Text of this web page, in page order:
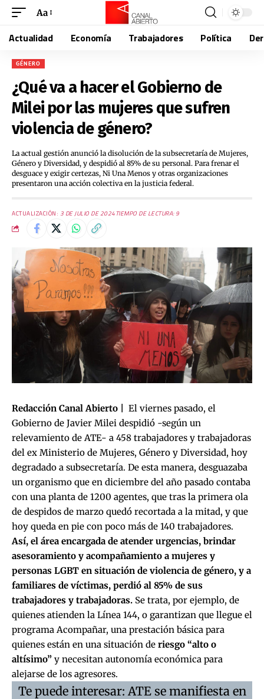
Aa
Actualidad Economía Trabajadores Política
GÉNERO
¿Qué va a hacer el Gobierno de
Milei por las mujeres que sufren
violencia de género?
La actual gestión anunció la disolución de la subsecretaría de Mujeres,
Género y Diversidad, y despidió al 85% de su personal. Para frenar el
desguace y exigir certezas, Ni Una Menos y otras organizaciones
presentaron una acción colectiva en la justicia federal.
ACTUALIZACIÓN: 3 DE JULIO DE 2024TIEMPO DE LECTURA: 9
Redacción Canal Abierto |
El viernes pasado, el
Gobierno de Javier Milei despidió -según un
relevamiento de ATE- a 458 trabajadores y trabajadoras
del ex Ministerio de Mujeres, Género y Diversidad, hoy
degradado a subsecretaría. De esta manera, desguazaba
un organismo que en diciembre del año pasado contaba
con una planta de 1200 agentes, que tras la primera ola
de despidos de marzo quedó recortada a la mitad, y que
hoy queda en pie con poco más de 140 trabajadores.
Así, el área encargada de atender urgencias, brindar
asesoramiento y acompañamiento a mujeres y
personas LGBT en situación de violencia de género, y a
familiares de víctimas, perdió al 85% de sus
trabajadores y trabajadoras. Se trata, por ejemplo, de
quienes atienden la Línea 144, o garantizan que llegue el
programa Acompañar, una prestación básica para
quienes están en una situación de riesgo “alto o
altísimo” y necesitan autonomía económica para
alejarse de los agresores.
Te puede interesar: ATE se manifiesta en